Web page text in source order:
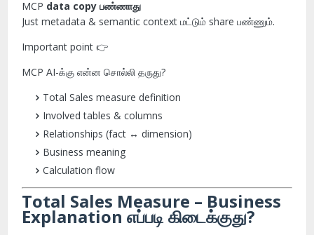
MCP data copy பண்ணாது
Just metadata & semantic context மட்டும் share பண்ணும்.
Important point 👉
MCP AI-க்கு என்ன சொல்லி தருது?
Total Sales measure definition
Involved tables & columns
Relationships (fact ↔ dimension)
Business meaning
Calculation flow
Total Sales Measure – Business
Explanation எப்படி கிடைக்குது?